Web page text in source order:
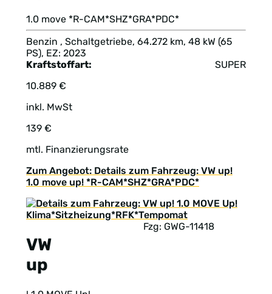
1.0 move *R-CAM*SHZ*GRA*PDC*
Benzin , Schaltgetriebe, 64.272 km, 48 kW (65
PS), EZ: 2023
Kraftstoffart:
SUPER
10.889 €
inkl. MwSt
139 €
mtl. Finanzierungsrate
Zum Angebot: Details zum Fahrzeug: VW up!
1.0 move up! *R-CAM*SHZ*GRA*PDC*
VW
up
Fzg: GWG-11418